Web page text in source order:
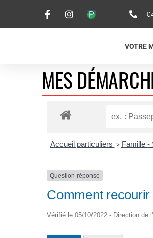
VOTRE
MES
Accueil particuliers > Famille -
Question-réponse
Comment
Vérifié le 05/10/2022 - Direction de